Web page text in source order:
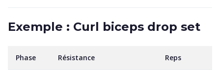
Exemple : Curl biceps drop set
Phase Résistance Reps